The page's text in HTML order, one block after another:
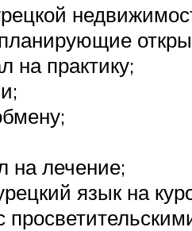
на практику;
на лечение;
язык на